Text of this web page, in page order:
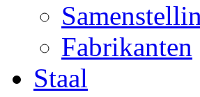
Fabrikanten
Staal